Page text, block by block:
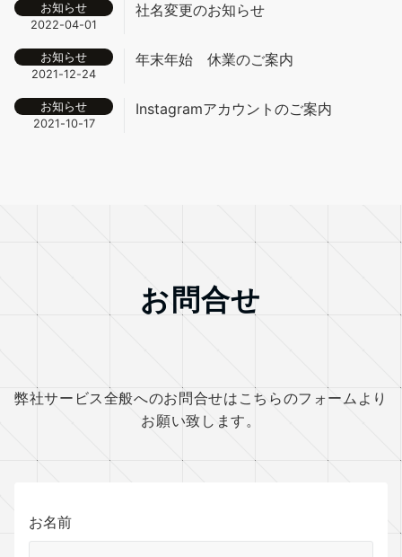
お知らせ
2022-04-01
社名変更のお知らせ
お知らせ
2021-12-24
年末年始 休業のご案内
お知らせ
2021-10-17
Instagramアカウントのご案内
お問合せ
弊社サービス全般へのお問合せはこちらのフォームより
お願い致します。
お名前